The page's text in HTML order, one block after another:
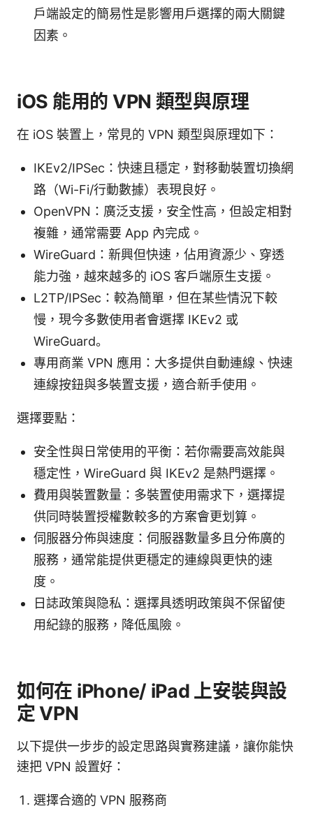
戶端設定的簡易性是影響用戶選擇的兩大關鍵
因素。
iOS 能用的 VPN 類型與原理
在 iOS 裝置上，常見的 VPN 類型與原理如下：
IKEv2/IPSec：快速且穩定，對移動裝置切換網
路（Wi-Fi/行動數據）表現良好。
OpenVPN：廣泛支援，安全性高，但設定相對
複雜，通常需要 App 內完成。
WireGuard：新興但快速，佔用資源少、穿透
能力強，越來越多的 iOS 客戶端原生支援。
L2TP/IPSec：較為簡單，但在某些情況下較
慢，現今多數使用者會選擇 IKEv2 或
WireGuard。
專用商業 VPN 應用：大多提供自動連線、快速
連線按鈕與多裝置支援，適合新手使用。
選擇要點：
安全性與日常使用的平衡：若你需要高效能與
穩定性，WireGuard 與 IKEv2 是熱門選擇。
費用與裝置數量：多裝置使用需求下，選擇提
供同時裝置授權數較多的方案會更划算。
伺服器分佈與速度：伺服器數量多且分佈廣的
服務，通常能提供更穩定的連線與更快的速
度。
日誌政策與隐私：選擇具透明政策與不保留使
用紀錄的服務，降低風險。
如何在 iPhone/ iPad 上安裝與設
定 VPN
以下提供一步步的設定思路與實務建議，讓你能快
速把 VPN 設置好：
選擇合適的 VPN 服務商